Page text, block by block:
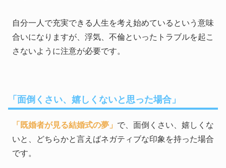
自分一人で充実できる人生を考え始めているという意味
合いになりますが、浮気、不倫といったトラブルを起こ
さないように注意が必要です。
「面倒くさい、嬉しくないと思った場合」
「既婚者が見る結婚式の夢」 で、面倒くさい、嬉しくな
いと、どちらかと言えばネガティブな印象を持った場合
です。